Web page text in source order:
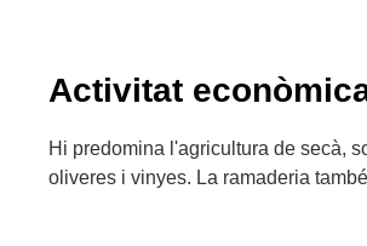
Activitat
Hi predomina l'agricultura de secà,
oliveres i vinyes. La ramaderia